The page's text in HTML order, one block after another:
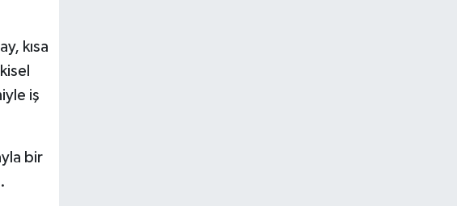
kısa
iş
bir